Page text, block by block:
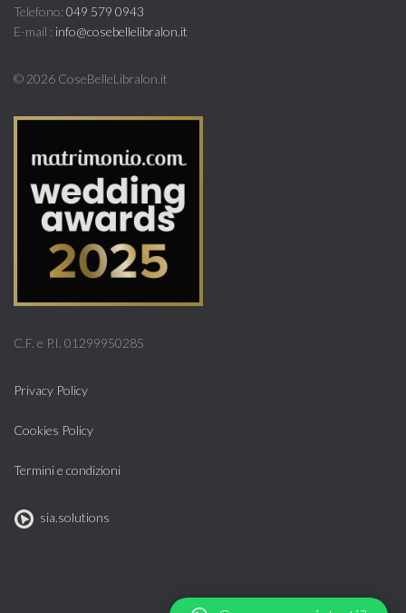
Telefono: 049 579 0943
E-mail : info@cosebellelibralon.it
© 2026 CoseBelleLibralon.it
C.F. e P.I. 01299950285
Privacy Policy
Cookies Policy
Termini e condizioni
sia.solutions